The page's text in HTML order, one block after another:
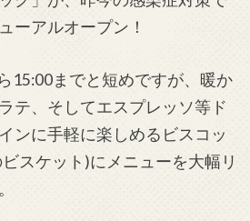
ーアルオープン！
15:00までと短めですが、暖か
テ、そしてエスプレッソ等ド
ンに手軽に楽しめるビスコッ
スケット)にメニューを大幅リ